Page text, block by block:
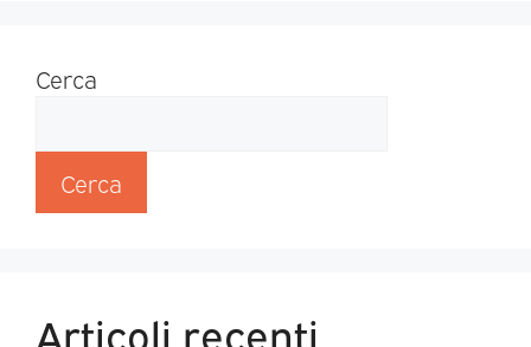
Cerca
Cerca
Articoli recenti